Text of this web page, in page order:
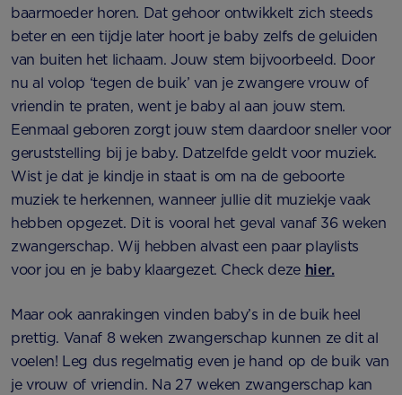
baarmoeder horen. Dat gehoor ontwikkelt zich steeds
beter en een tijdje later hoort je baby zelfs de geluiden
van buiten het lichaam. Jouw stem bijvoorbeeld. Door
nu al volop ‘tegen de buik’ van je zwangere vrouw of
vriendin te praten, went je baby al aan jouw stem.
Eenmaal geboren zorgt jouw stem daardoor sneller voor
geruststelling bij je baby. Datzelfde geldt voor muziek.
Wist je dat je kindje in staat is om na de geboorte
muziek te herkennen, wanneer jullie dit muziekje vaak
hebben opgezet. Dit is vooral het geval vanaf 36 weken
zwangerschap. Wij hebben alvast een paar playlists
voor jou en je baby klaargezet. Check deze hier.
Maar ook aanrakingen vinden baby’s in de buik heel
prettig. Vanaf 8 weken zwangerschap kunnen ze dit al
voelen! Leg dus regelmatig even je hand op de buik van
je vrouw of vriendin. Na 27 weken zwangerschap kan